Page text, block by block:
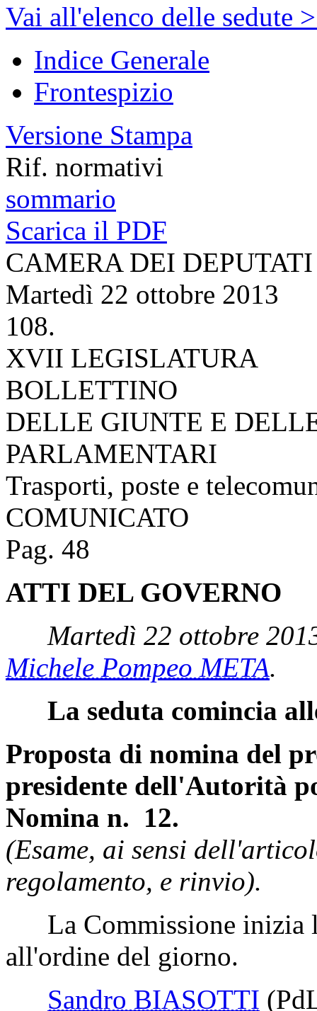
Vai all'elenco delle sedute
Indice Generale
Frontespizio
Versione Stampa
Rif. normativi
sommario
Scarica il PDF
CAMERA DEI DEPUTATI
Martedì 22 ottobre 2013
108.
XVII LEGISLATURA
BOLLETTINO
DELLE GIUNTE E
PARLAMENTARI
Trasporti, poste e
COMUNICATO
Pag. 48
ATTI DEL GOVERNO
Martedì 22 ottobre
Michele Pompeo META.
La seduta comincia
Proposta di nomina del
presidente dell'Autorità
Nomina n. 12.
(Esame, ai sensi
regolamento, e rinvio).
La Commissione inizia
all'ordine del giorno.
Sandro BIASOTTI